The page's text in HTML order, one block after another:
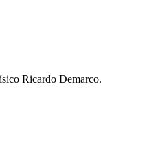
Ricardo Demarco.